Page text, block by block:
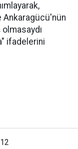
Ankaragücü'nün
ifadelerini